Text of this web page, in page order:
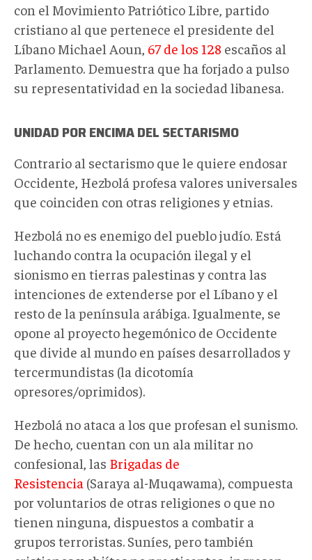
con el Movimiento Patriótico Libre, partido
cristiano al que pertenece el presidente del
Líbano Michael Aoun, 67 de los 128 escaños al
Parlamento. Demuestra que ha forjado a pulso
su representatividad en la sociedad libanesa.
UNIDAD POR ENCIMA DEL SECTARISMO
Contrario al sectarismo que le quiere endosar
Occidente, Hezbolá profesa valores universales
que coinciden con otras religiones y etnias.
Hezbolá no es enemigo del pueblo judío. Está
luchando contra la ocupación ilegal y el
sionismo en tierras palestinas y contra las
intenciones de extenderse por el Líbano y el
resto de la península arábiga. Igualmente, se
opone al proyecto hegemónico de Occidente
que divide al mundo en países desarrollados y
tercermundistas (la dicotomía
opresores/oprimidos).
Hezbolá no ataca a los que profesan el sunismo.
De hecho, cuentan con un ala militar no
confesional, las Brigadas de
Resistencia (Saraya al-Muqawama), compuesta
por voluntarios de otras religiones o que no
tienen ninguna, dispuestos a combatir a
grupos terroristas. Suníes, pero también